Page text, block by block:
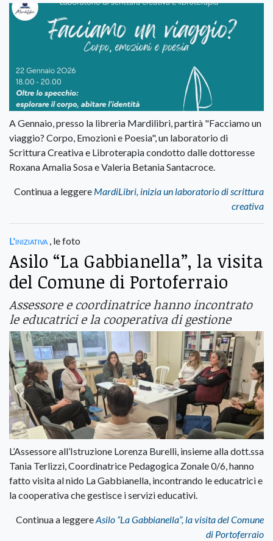
A Gennaio, presso la libreria Mardilibri, partirà "Facciamo un
viaggio? Corpo, Emozioni e Poesia", un laboratorio di
Scrittura Creativa e Libroterapia condotto dalle dottoresse
Roxana Amalia Sosa e Valeria Betania Santacroce.
Continua a leggere MardiLibri, inizia un laboratorio di scrittura
creativa
L'iniziativa , le foto
Asilo “La Gabbianella”, la visita
del Comune di Portoferraio
Assessore e coordinatrice hanno incontrato
le educatrici e la cooperativa di gestione
L’Assessore all’Istruzione Lorenza Burelli, insieme alla dott.ssa
Tania Terlizzi, Coordinatrice Pedagogica Zonale 0/6, hanno
fatto visita al nido La Gabbianella, incontrando le educatrici e
la cooperativa che gestisce i servizi educativi.
Continua a leggereAsilo “La Gabbianella”, la visita del Comune
di Portoferraio